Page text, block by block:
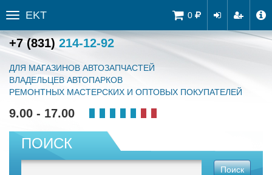
0
Toggle
sidebar
EKT
+7 (831) 214-12-92
ДЛЯ МАГАЗИНОВ АВТОЗАПЧАСТЕЙ
ВЛАДЕЛЬЦЕВ АВТОПАРКОВ
РЕМОНТНЫХ МАСТЕРСКИХ И ОПТОВЫХ ПОКУПАТЕЛЕЙ
9.00 - 17.00
ПОИСК
Поиск